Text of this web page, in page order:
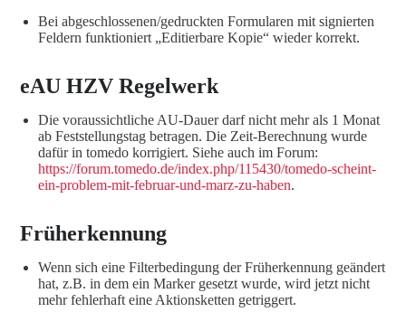
Bei abgeschlossenen/gedruckten Formularen mit signierten
Feldern funktioniert „Editierbare Kopie“ wieder korrekt.
eAU HZV Regelwerk
Die voraussichtliche AU-Dauer darf nicht mehr als 1 Monat
ab Feststellungstag betragen. Die Zeit-Berechnung wurde
dafür in tomedo korrigiert. Siehe auch im Forum:
https://forum.tomedo.de/index.php/115430/tomedo-scheint-
ein-problem-mit-februar-und-marz-zu-haben.
Früherkennung
Wenn sich eine Filterbedingung der Früherkennung geändert
hat, z.B. in dem ein Marker gesetzt wurde, wird jetzt nicht
mehr fehlerhaft eine Aktionsketten getriggert.